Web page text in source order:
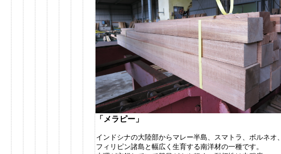
「メラピー」
インドシナの大陸部からマレー半島、スマトラ、ボルネオ、
フィリピン諸島と幅広く生育する南洋材の一種です。